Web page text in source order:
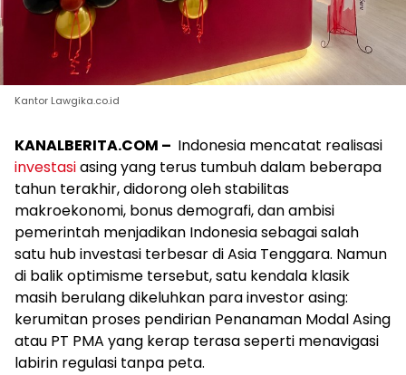
Kantor Lawgika.co.id
KANALBERITA.COM – Indonesia mencatat realisasi
investasiasing yang terus tumbuh dalam beberapa
tahun terakhir, didorong oleh stabilitas
makroekonomi, bonus demografi, dan ambisi
pemerintah menjadikan Indonesia sebagai salah
satu hub investasi terbesar di Asia Tenggara. Namun
di balik optimisme tersebut, satu kendala klasik
masih berulang dikeluhkan para investor asing:
kerumitan proses pendirian Penanaman Modal Asing
atau PT PMA yang kerap terasa seperti menavigasi
labirin regulasi tanpa peta.